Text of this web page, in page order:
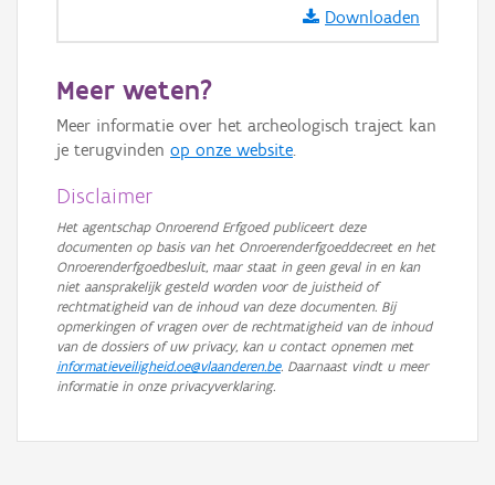
Ortho
Downloaden
Meer weten?
Meer informatie over het archeologisch traject kan
je terugvinden op onze website.
Disclaimer
Het agentschap Onroerend Erfgoed publiceert deze
documenten op basis van het Onroerenderfgoeddecreet en het
Onroerenderfgoedbesluit, maar staat in geen geval in en kan
niet aansprakelijk gesteld worden voor de juistheid of
rechtmatigheid van de inhoud van deze documenten. Bij
opmerkingen of vragen over de rechtmatigheid van de inhoud
van de dossiers of uw privacy, kan u contact opnemen met
informatieveiligheid.oe@vlaanderen.be. Daarnaast vindt u meer
informatie in onze privacyverklaring.